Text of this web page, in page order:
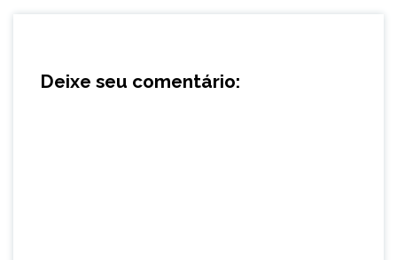
Deixe seu comentário: